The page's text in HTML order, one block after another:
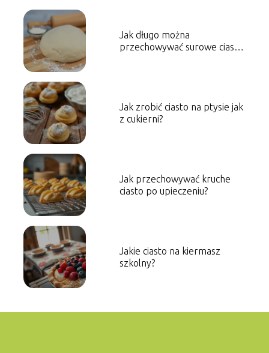
Jak długo można
przechowywać surowe ciasto
Jak zrobić ciasto na ptysie jak
z cukierni?
Jak przechowywać kruche
ciasto po upieczeniu?
Jakie ciasto na kiermasz
szkolny?